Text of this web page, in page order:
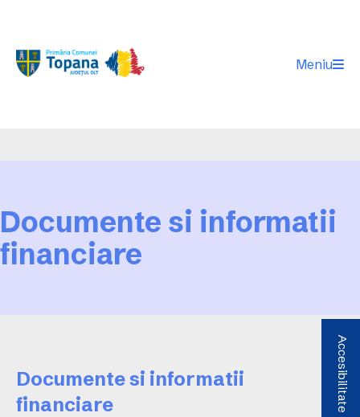
Meniu
Documente si informatii
financiare
Documente si informatii
financiare
Accesibilitate